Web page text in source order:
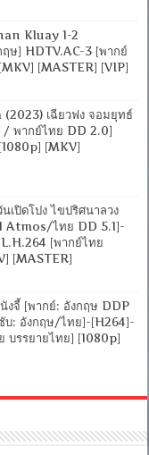
Kluay 1-2
ษ] HDTV.AC-3 [พากย์
[MASTER] [VIP]
เฉียวฟง จอมยุทธ์
/ พากย์ไทย DD 2.0]
[MKV]
ปิดโปง ไขปริศนาลวง
Atmos/ไทย DD 5.1]-
[พากย์ไทย
[MASTER]
จี้ [พากย์: อังกฤษ DDP
บ: อังกฤษ/ไทย]-[H264]-
บรรยายไทย] [1080p]